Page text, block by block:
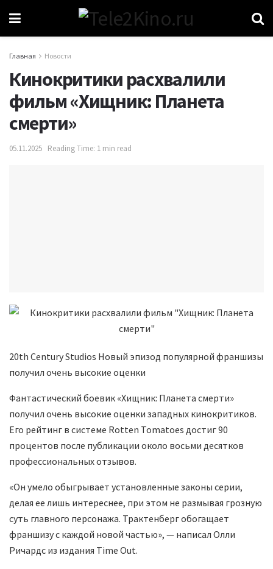
Главная Новости
Кинокритики расхвалили
фильм «Хищник: Планета
смерти»
05.11.2025 Reading Time: 1 min read
20th Century Studios Новый эпизод популярной франшизы
получил очень высокие оценки
Фантастический боевик «Хищник: Планета смерти»
получил очень высокие оценки западных кинокритиков.
Его рейтинг в системе Rotten Tomatoes достиг 90
процентов после публикации около восьми десятков
профессиональных отзывов.
«Он умело обыгрывает установленные законы серии,
делая ее лишь интереснее, при этом не размывая грозную
суть главного персонажа. Трактенберг обогащает
франшизу с каждой новой частью», — написал Олли
Ричардс из издания Time Out.